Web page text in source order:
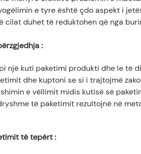
e tyre është çdo aspekt i
cilat duhet të reduktohen që nga
:
një kuti paketimi produkti dhe le të
dhe kuptoni se si i trajtojmë
e vëllimit midis kutisë së
të paketimit rezultojnë në
të tepërt: